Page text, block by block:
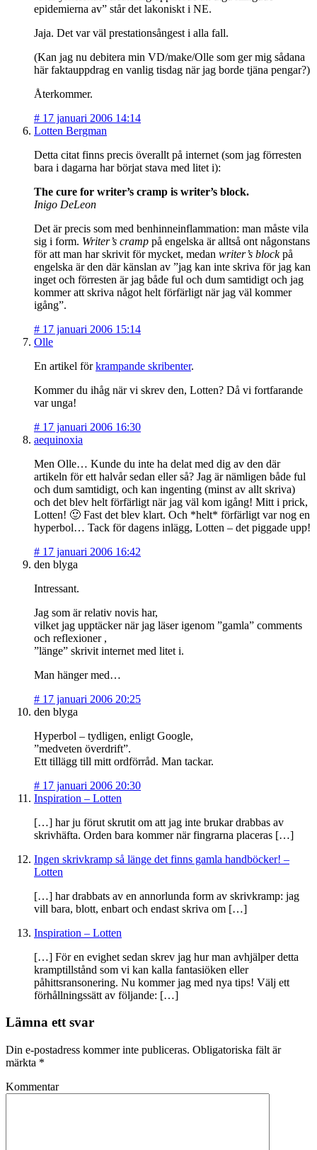
epidemierna av” står det lakoniskt i NE.
Jaja. Det var väl prestationsångest i alla fall.
(Kan jag nu debitera min VD/make/Olle som ger mig sådana
här faktauppdrag en vanlig tisdag när jag borde tjäna pengar?)
Återkommer.
# 17 januari 2006 14:14
Lotten Bergman
Detta citat finns precis överallt på internet (som jag förresten
bara i dagarna har börjat stava med litet i):
The cure for writer’s cramp is writer’s block.
Inigo DeLeon
Det är precis som med benhinneinflammation: man måste vila
sig i form. Writer’s cramp på engelska är alltså ont någonstans
för att man har skrivit för mycket, medan writer’s blockpå
engelska är den där känslan av ”jag kan inte skriva för jag kan
inget och förresten är jag både ful och dum samtidigt och jag
kommer att skriva något helt förfärligt när jag väl kommer
igång”.
# 17 januari 2006 15:14
Olle
En artikel förkrampande skribenter.
Kommer du ihåg när vi skrev den, Lotten? Då vi fortfarande
var unga!
# 17 januari 2006 16:30
aequinoxia
Men Olle… Kunde du inte ha delat med dig av den där
artikeln för ett halvår sedan eller så? Jag är nämligen både ful
och dum samtidigt, och kan ingenting (minst av allt skriva)
och det blev helt förfärligt när jag väl kom igång! Mitt i prick,
Lotten! 🙂 Fast det blev klart. Och *helt* förfärligt var nog en
hyperbol… Tack för dagens inlägg, Lotten – det piggade upp!
# 17 januari 2006 16:42
den blyga
Intressant.
Jag som är relativ novis har,
vilket jag upptäcker när jag läser igenom ”gamla” comments
och reflexioner ,
”länge” skrivit internet med litet i.
Man hänger med…
# 17 januari 2006 20:25
den blyga
Hyperbol – tydligen, enligt Google,
”medveten överdrift”.
Ett tillägg till mitt ordförråd. Man tackar.
# 17 januari 2006 20:30
Inspiration – Lotten
[…] har ju förut skrutit om att jag inte brukar drabbas av
skrivhäfta. Orden bara kommer när fingrarna placeras […]
Ingen skrivkramp så länge det finns gamla handböcker! –
Lotten
[…] har drabbats av en annorlunda form av skrivkramp: jag
vill bara, blott, enbart och endast skriva om […]
Inspiration – Lotten
[…] För en evighet sedan skrev jag hur man avhjälper detta
kramptillstånd som vi kan kalla fantasiöken eller
påhittsransonering. Nu kommer jag med nya tips! Välj ett
förhållningssätt av följande: […]
Lämna ett svar
Din e-postadress kommer inte publiceras. Obligatoriska fält är
märkta *
Kommentar